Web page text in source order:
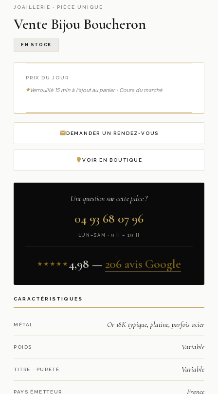
JOAILLERIE · PIÈCE UNIQUE
Vente Bijou Boucheron
EN STOCK
PRIX DU JOUR
Verrouillé 15 min à l’ajout au panier · Cours du marché
DEMANDER UN RENDEZ-VOUS
VOIR EN BOUTIQUE
Une question sur cette pièce ?
04 93 68 07 96
LUN–SAM · 9 H – 19 H
★★★★★4,98 —206 avis Google
CARACTÉRISTIQUES
MÉTAL Or 18K typique, platine, parfois acier
POIDS Variable
TITRE · PURETÉ Variable
PAYS ÉMETTEUR France